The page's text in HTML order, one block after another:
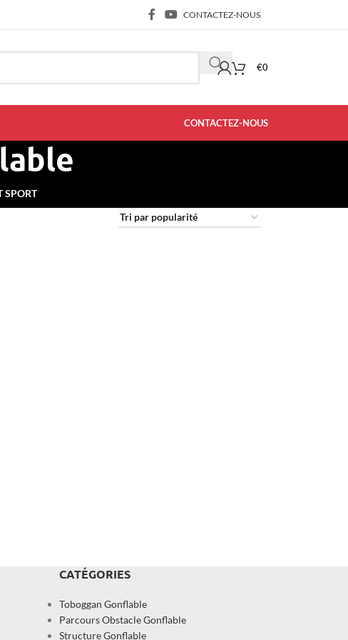
CONTACTEZ-NOUS
€0
CONTACTEZ-NOUS
SPORT
CATÉGORIES
Toboggan Gonflable
Parcours Obstacle Gonflable
Structure Gonflable